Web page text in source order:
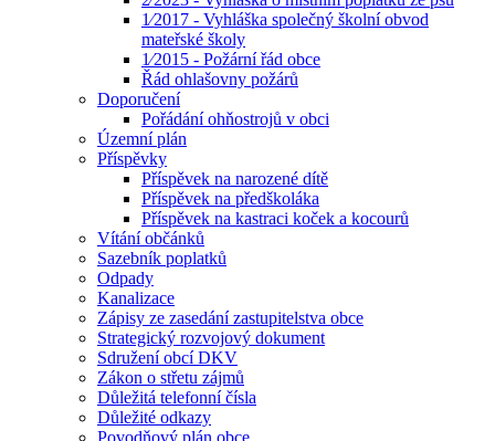
1⁄2017 - Vyhláška společný školní obvod
mateřské školy
1⁄2015 - Požární řád obce
Řád ohlašovny požárů
Doporučení
Pořádání ohňostrojů v obci
Územní plán
Příspěvky
Příspěvek na narozené dítě
Příspěvek na předškoláka
Příspěvek na kastraci koček a kocourů
Vítání občánků
Sazebník poplatků
Odpady
Kanalizace
Zápisy ze zasedání zastupitelstva obce
Strategický rozvojový dokument
Sdružení obcí DKV
Zákon o střetu zájmů
Důležitá telefonní čísla
Důležité odkazy
Povodňový plán obce